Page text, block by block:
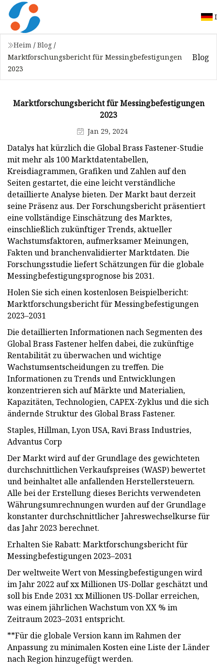
Heim / Blog /
Marktforschungsbericht für Messingbefestigungen
2023
Blog
Marktforschungsbericht für Messingbefestigungen
2023
Jan 29, 2024
Datalys hat kürzlich die Global Brass Fastener-Studie
mit mehr als 100 Marktdatentabellen,
Kreisdiagrammen, Grafiken und Zahlen auf den
Seiten gestartet, die eine leicht verständliche
detaillierte Analyse bieten. Der Markt baut derzeit
seine Präsenz aus. Der Forschungsbericht präsentiert
eine vollständige Einschätzung des Marktes,
einschließlich zukünftiger Trends, aktueller
Wachstumsfaktoren, aufmerksamer Meinungen,
Fakten und branchenvalidierter Marktdaten. Die
Forschungsstudie liefert Schätzungen für die globale
Messingbefestigungsprognose bis 2031.
Holen Sie sich einen kostenlosen Beispielbericht:
Marktforschungsbericht für Messingbefestigungen
2023–2031
Die detaillierten Informationen nach Segmenten des
Global Brass Fastener helfen dabei, die zukünftige
Rentabilität zu überwachen und wichtige
Wachstumsentscheidungen zu treffen. Die
Informationen zu Trends und Entwicklungen
konzentrieren sich auf Märkte und Materialien,
Kapazitäten, Technologien, CAPEX-Zyklus und die sich
ändernde Struktur des Global Brass Fastener.
Staples, Hillman, Lyon USA, Ravi Brass Industries,
Advantus Corp
Der Markt wird auf der Grundlage des gewichteten
durchschnittlichen Verkaufspreises (WASP) bewertet
und beinhaltet alle anfallenden Herstellersteuern.
Alle bei der Erstellung dieses Berichts verwendeten
Währungsumrechnungen wurden auf der Grundlage
konstanter durchschnittlicher Jahreswechselkurse für
das Jahr 2023 berechnet.
Erhalten Sie Rabatt: Marktforschungsbericht für
Messingbefestigungen 2023–2031
Der weltweite Wert von Messingbefestigungen wird
im Jahr 2022 auf xx Millionen US-Dollar geschätzt und
soll bis Ende 2031 xx Millionen US-Dollar erreichen,
was einem jährlichen Wachstum von XX % im
Zeitraum 2023–2031 entspricht.
**Für die globale Version kann im Rahmen der
Anpassung zu minimalen Kosten eine Liste der Länder
nach Region hinzugefügt werden.